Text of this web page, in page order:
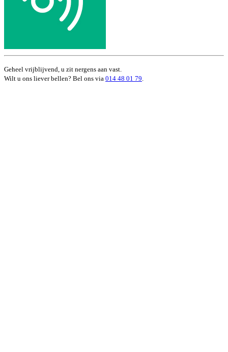
Geheel vrijblijvend, u zit nergens aan vast.
Wilt u ons liever bellen? Bel ons via 014 48 01 79.